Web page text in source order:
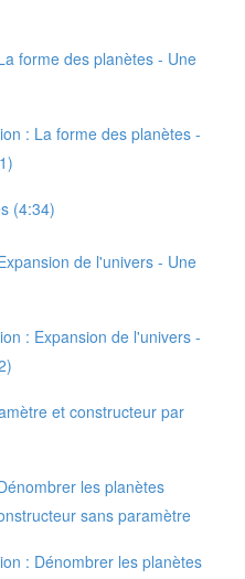
forme des planètes - Une
: La forme des planètes -
(4:34)
de l'univers - Une
: Expansion de l'univers -
et constructeur par
les planètes
sans paramètre
: Dénombrer les planètes